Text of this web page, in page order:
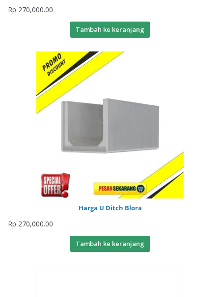
Rp 270,000.00
Tambah ke keranjang
Harga U Ditch Blora
Rp 270,000.00
Tambah ke keranjang